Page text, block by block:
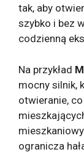
tak, aby
szybko i bez
codzienną
Na przykład
mocny silnik,
otwieranie,
ogranicza